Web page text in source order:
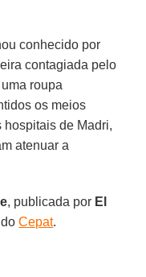
conhecido por
contagiada pelo
roupa
os meios
hospitais de Madri,
atenuar a
, publicada por El
doCepat.